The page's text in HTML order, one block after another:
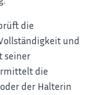
die
und
seiner
die
der Halterin